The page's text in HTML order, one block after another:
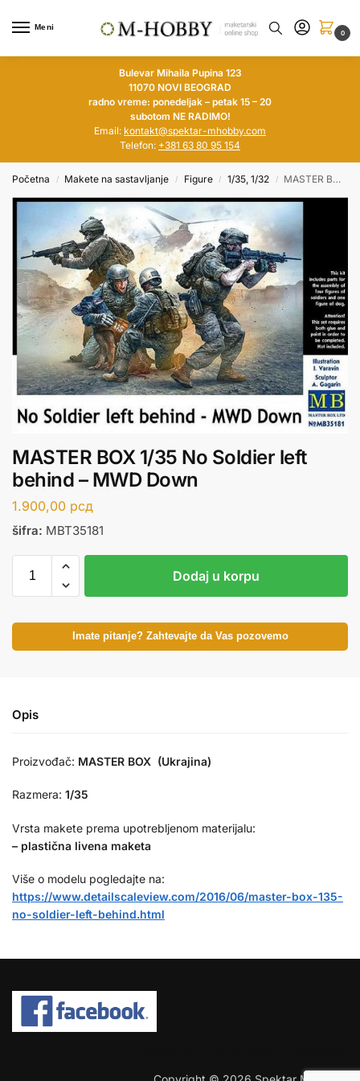
Meni
0
Bulevar Mihaila Pupina 123
11070 NOVI BEOGRAD
radno vreme: ponedeljak – petak 15 – 20
subotom NE RADIMO!
Email: kontakt@spektar-mhobby.com
Telefon: +381 63 80 95 154
Početna / Makete na sastavljanje / Figure / 1/35, 1/32 / MASTER BOX 1/35 No Soldier left behind – MWD Down
MASTER BOX 1/35 No Soldier left
behind – MWD Down
1.900,00 рсд
šifra: MBT35181
Dodaj u korpu
Imate pitanje? Zahtevajte da Vas pozovemo
Opis
Proizvođač: MASTER BOX (Ukrajina)
Razmera: 1/35
Vrsta makete prema upotrebljenom materijalu:
– plastična livena maketa
Više o modelu pogledajte na:
https://www.detailscaleview.com/2016/06/master-box-135-
no-soldier-left-behind.html